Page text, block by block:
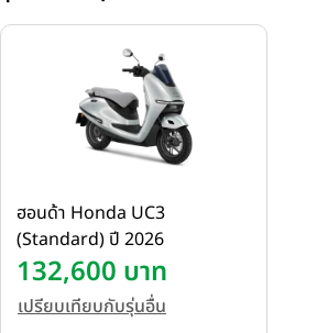
ฮอนด้า Honda UC3
(Standard) ปี 2026
132,600 บาท
เปรียบเทียบกับรุ่นอื่น